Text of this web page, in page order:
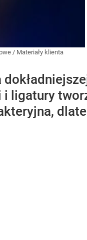
/ Materiały klienta
ligatury